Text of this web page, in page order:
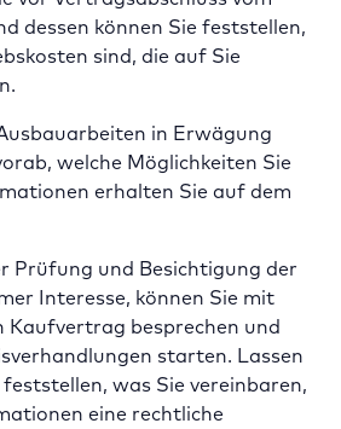
dessen können Sie feststellen,
sind, die auf Sie
in Erwägung
welche Möglichkeiten Sie
erhalten Sie auf dem
Prüfung und Besichtigung der
Interesse, können Sie mit
Kaufvertrag besprechen und
starten. Lassen
was Sie vereinbaren,
eine rechtliche